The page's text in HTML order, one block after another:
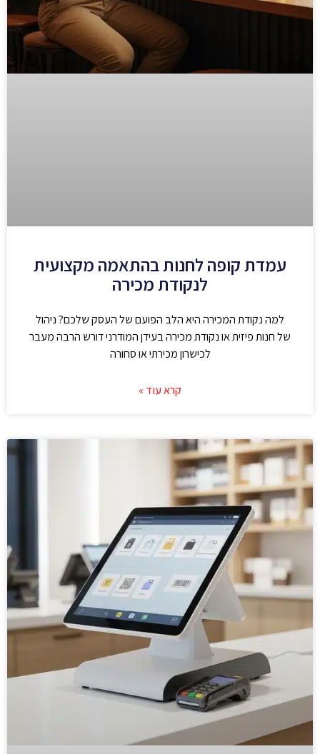
עמדת קופה לחנות בהתאמה מקצועית
לנקודת מכירה
למה נקודת המכירה היא הלב הפועם של העסק שלכם? ניהול
של חנות פיזית או נקודת מכירה בעידן המודרני דורש הרבה מעבר
לכישרון מכירתי או סחורה
קרא עוד »